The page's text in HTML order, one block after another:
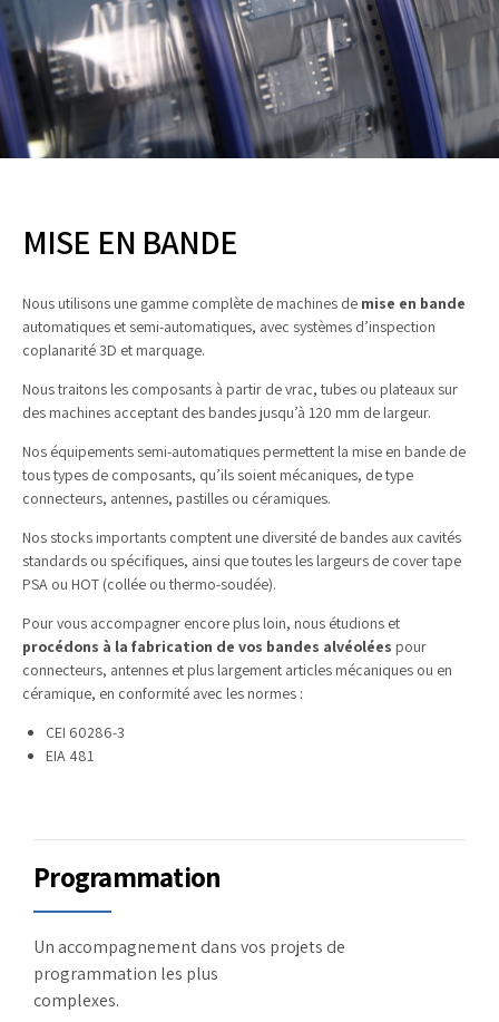
MISE EN BANDE
Nous utilisons une gamme complète de machines de mise en bande
automatiques et semi-automatiques, avec systèmes d’inspection
coplanarité 3D et marquage.
Nous traitons les composants à partir de vrac, tubes ou plateaux sur
des machines acceptant des bandes jusqu’à 120 mm de largeur.
Nos équipements semi-automatiques permettent la mise en bande de
tous types de composants, qu’ils soient mécaniques, de type
connecteurs, antennes, pastilles ou céramiques.
Nos stocks importants comptent une diversité de bandes aux cavités
standards ou spécifiques, ainsi que toutes les largeurs de cover tape
PSA ou HOT (collée ou thermo-soudée).
Pour vous accompagner encore plus loin, nous étudions et
procédons à la fabrication de vos bandes alvéolées pour
connecteurs, antennes et plus largement articles mécaniques ou en
céramique, en conformité avec les normes :
CEI 60286-3
EIA 481
Programmation
Un accompagnement dans vos projets de
programmation les plus
complexes.